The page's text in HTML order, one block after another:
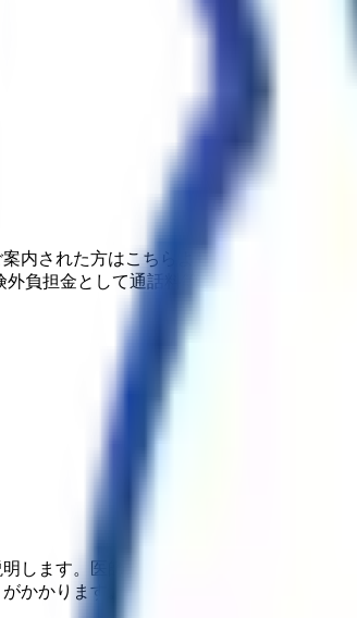
内された方はこちらよりご予約ください
負担金として通話料等1000円（税込）がか
します。医師よりご案内された方はこち
かかります。